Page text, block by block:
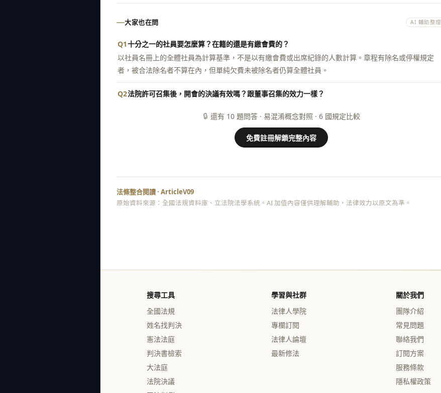
大家也在問 AI 輔助整理
Q1十分之一的社員要怎麼算？在籍的還是有繳會費的？
以社員名冊上的全體社員為計算基準，不是以有繳會費或出席紀錄的人數計算。章程有除名或停權規定
者，被合法除名者不算在內，但單純欠費未被除名者仍算全體社員。
Q2法院許可召集後，開會的決議有效嗎？跟董事召集的效力一樣？
🔒 還有 10 題問答 · 易混淆概念對照 · 6 國規定比較
免費註冊解鎖完整內容
法條整合閱讀 · ArticleV09
原始資料來源：全國法規資料庫、立法院法學系統。AI 加值內容僅供理解輔助，法律效力以原文為準。
搜尋工具
全國法規
姓名找判決
憲法法庭
判決書檢索
大法庭
法院決議
學習與社群
法律人學院
專欄訂閱
法律人論壇
最新修法
關於我們
團隊介紹
常見問題
聯絡我們
訂閱方案
服務條款
隱私權政策